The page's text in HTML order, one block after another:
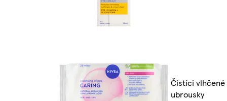
Čistíci vlhčené
ubrousky